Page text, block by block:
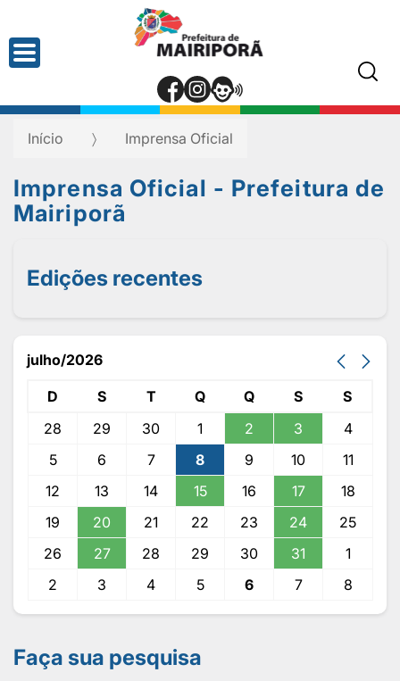
Início Imprensa Oficial
Imprensa Oficial - Prefeitura de
Mairiporã
Edições recentes
julho/2026
D S T Q Q S
S
28
29 30 1 2 3
4
5
6 7 8 9 10
11
12
13 14 15 16 17
18
19
20 21 22 23 24
25
26
27 28 29 30 31
1
2
3 4 5 6 7 8
Faça sua pesquisa